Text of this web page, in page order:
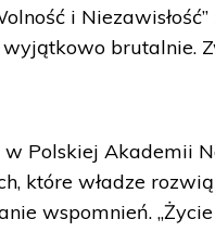
i
brutalnie.
Polskiej Akademii
które władze
wspomnień.